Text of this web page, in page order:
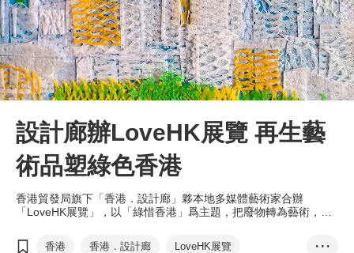
設計廊辦LoveHK展覽 再生藝
術品塑綠色香港
香港貿發局旗下「香港．設計廊」夥本地多媒體藝術家合辦
「LoveHK展覽」，以「綠惜香港」爲主題，把廢物轉為藝術，呈
香港 香港．設計廊
LoveHK展覽
• • •